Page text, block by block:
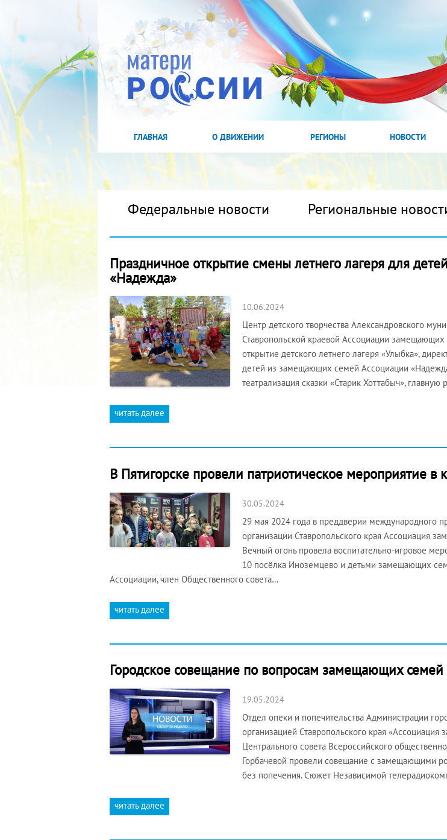
ГЛАВНАЯ О ДВИЖЕНИИ РЕГИОНЫ НОВОСТИ
Федеральные новости Региональные
Праздничное открытие смены летнего лагеря для
«Надежда»
10.06.2024
Центр детского творчества Александровского
Ставропольской краевой Ассоциации
открытие детского летнего лагеря «Улыбка»,
детей из замещающих семей Ассоциации
театрализация сказки «Старик Хоттабыч»,
читать далее
В Пятигорске провели патриотическое мероприятие в
30.05.2024
29 мая 2024 года в преддверии международного
организации Ставропольского края Ассоциация
Вечный огонь провела воспитательно-игровое
10 посёлка Иноземцево и детьми замещающих
Ассоциации, член Общественного совета…
читать далее
Городское совещание по вопросам замещающих семей
19.05.2024
Отдел опеки и попечительства Администрации
организацией Ставропольского края
Центрального совета Всероссийского
Горбачевой провели совещание с замещающими
без попечения. Сюжет Независимой
читать далее